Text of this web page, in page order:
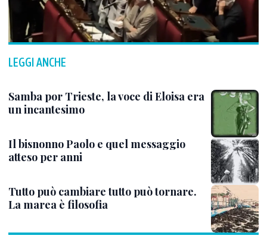
LEGGI ANCHE
Samba por Trieste, la voce di Eloisa era
un incantesimo
Il bisnonno Paolo e quel messaggio
atteso per anni
Tutto può cambiare tutto può tornare.
La marea è filosofia